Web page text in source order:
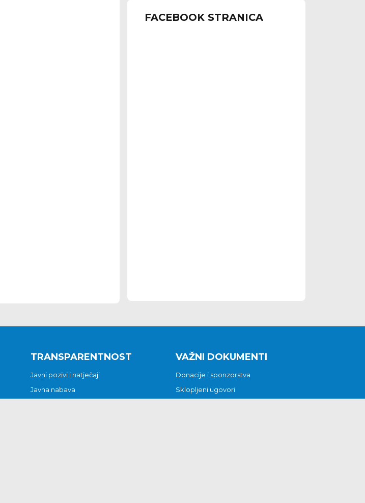
FACEBOOK STRANICA
TRANSPARENTNOST
Javni pozivi i natječaji
Javna nabava
VAŽNI DOKUMENTI
Donacije i sponzorstva
Sklopljeni ugovori